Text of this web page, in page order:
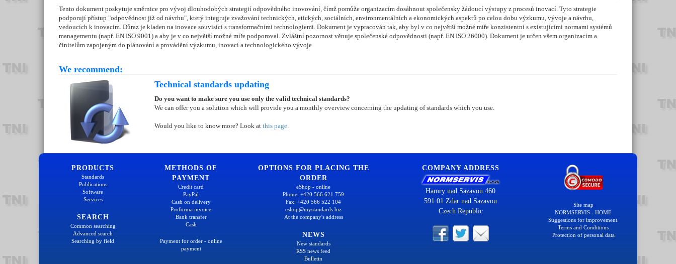
Tento dokument poskytuje směrnice pro vývoj dlouhodobých strategií odpovědného inovování, čímž pomůže organizacím dosáhnout společensky žádoucí výstupy z procesů inovací. Tyto strategie
podporují přístup "odpovědnost již od návrhu", který integruje zvažování technických, etických, sociálních, environmentálních a ekonomických aspektů po celou dobu výzkumu, vývoje a návrhu,
vedoucích k inovacím. Důraz je kladen na inovace souvisící s transformačními technologiemi. Dokument je vypracován tak, aby byl v co největší možné míře konzistentní s existujícími normami systémů
managementu (např. EN ISO 9001) a aby je v co největší možné míře podporoval. Zvláštní pozornost věnuje společenské odpovědnosti (např. EN ISO 26000). Dokument je určen všem organizacím a
činitelům zapojeným do plánování a provádění výzkumu, inovací a technologického vývoje
We recommend:
Technical standards updating
Do you want to make sure you use only the valid technical standards?
We can offer you a solution which will provide you a monthly overview concerning the updating of standards which you use.
Would you like to know more? Look at this page.
PRODUCTS
Standards
Publications
Software
Services
SEARCH
Common searching
Advanced search
Searching by field
METHODS OF
PAYMENT
Credit card
PayPal
Cash on delivery
Proforma invoice
Bank transfer
Cash
Payment for order - online
payment
OPTIONS FOR PLACING THE
ORDER
eShop - online
Phone: +420 566 621 759
Fax: +420 566 522 104
eshop@mystandards.biz
At the company's address
NEWS
New standards
RSS news feed
Bulletin
COMPANY ADDRESS
Hamry nad Sazavou 460
591 01 Zdar nad Sazavou
Czech Republic
Site map
NORMSERVIS - HOME
Suggestions for improvement.
Terms and Conditions
Protection of personal data